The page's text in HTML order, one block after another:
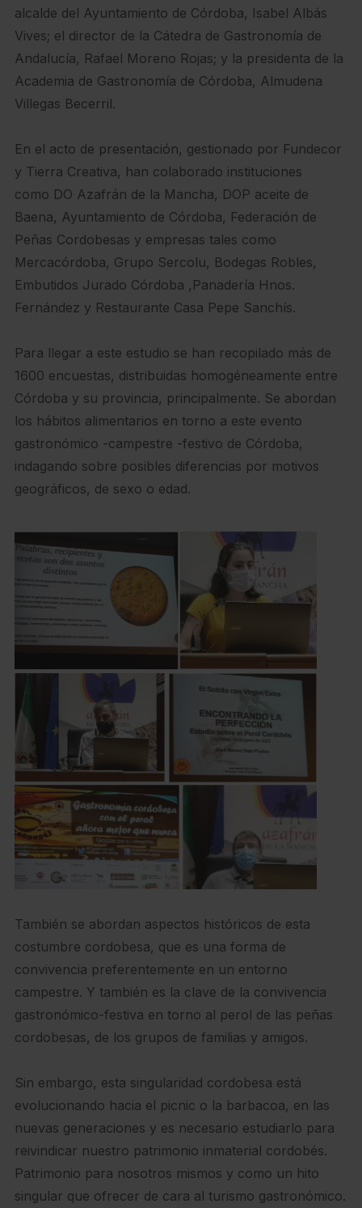
alcalde del Ayuntamiento de Córdoba, Isabel Albás
Vives; el director de la Cátedra de Gastronomía de
Andalucía, Rafael Moreno Rojas; y la presidenta de la
Academia de Gastronomía de Córdoba, Almudena
Villegas Becerril.
En el acto de presentación, gestionado por Fundecor
y Tierra Creativa, han colaborado instituciones
como DO Azafrán de la Mancha, DOP aceite de
Baena, Ayuntamiento de Córdoba, Federación de
Peñas Cordobesas y empresas tales como
Mercacórdoba, Grupo Sercolu, Bodegas Robles,
Embutidos Jurado Córdoba ,Panadería Hnos.
Fernández y Restaurante Casa Pepe Sanchís.
Para llegar a este estudio se han recopilado más de
1600 encuestas, distribuidas homogéneamente entre
Córdoba y su provincia, principalmente. Se abordan
los hábitos alimentarios en torno a este evento
gastronómico -campestre -festivo de Córdoba,
indagando sobre posibles diferencias por motivos
geográficos, de sexo o edad.
También se abordan aspectos históricos de esta
costumbre cordobesa, que es una forma de
convivencia preferentemente en un entorno
campestre. Y también es la clave de la convivencia
gastronómico-festiva en torno al perol de las peñas
cordobesas, de los grupos de familias y amigos.
Sin embargo, esta singularidad cordobesa está
evolucionando hacia el picnic o la barbacoa, en las
nuevas generaciones y es necesario estudiarlo para
reivindicar nuestro patrimonio inmaterial cordobés.
Patrimonio para nosotros mismos y como un hito
singular que ofrecer de cara al turismo gastronómico.